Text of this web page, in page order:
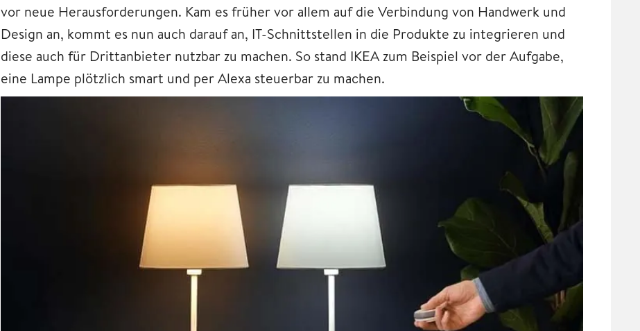
vor neue Herausforderungen. Kam es früher vor allem auf die Verbindung von Handwerk und
Design an, kommt es nun auch darauf an, IT-Schnittstellen in die Produkte zu integrieren und
diese auch für Drittanbieter nutzbar zu machen. So stand IKEA zum Beispiel vor der Aufgabe,
eine Lampe plötzlich smart und per Alexa steuerbar zu machen.